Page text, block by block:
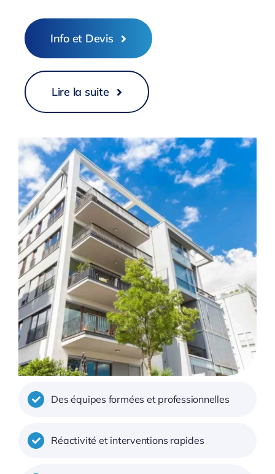
Info et Devis
Lire la suite
Des équipes formées et professionnelles
Réactivité et interventions rapides